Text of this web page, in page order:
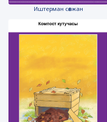
Иштерман сөөлжан